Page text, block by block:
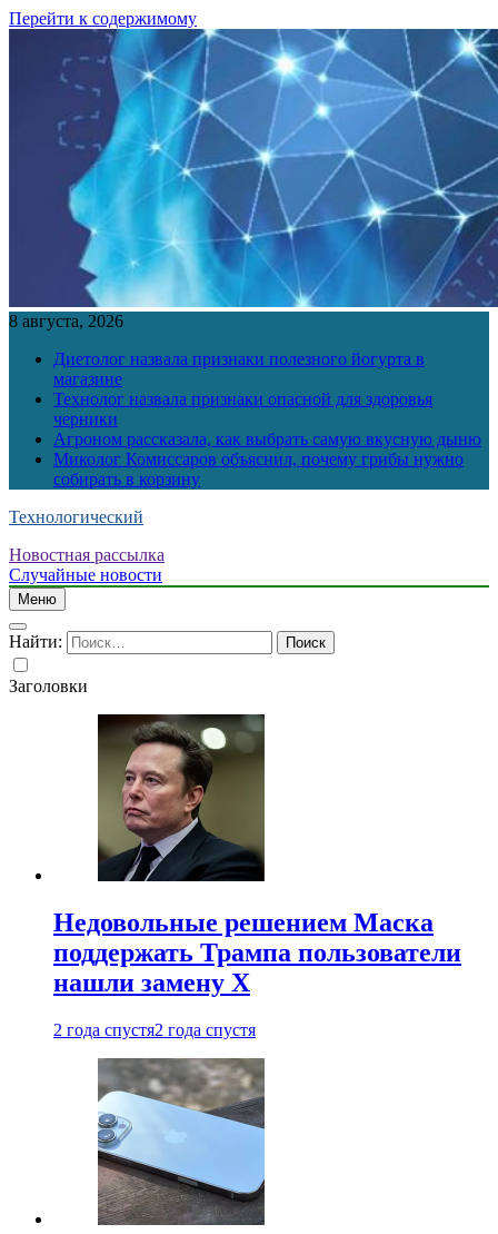
Перейти к содержимому
8 августа, 2026
Диетолог назвала признаки полезного йогурта в
магазине
Технолог назвала признаки опасной для здоровья
черники
Агроном рассказала, как выбрать самую вкусную дыню
Миколог Комиссаров объяснил, почему грибы нужно
собирать в корзину
Технологический
Новостная рассылка
Случайные новости
Меню
Найти:
Заголовки
Недовольные решением Маска
поддержать Трампа пользователи
нашли замену X
2 года спустя2 года спустя